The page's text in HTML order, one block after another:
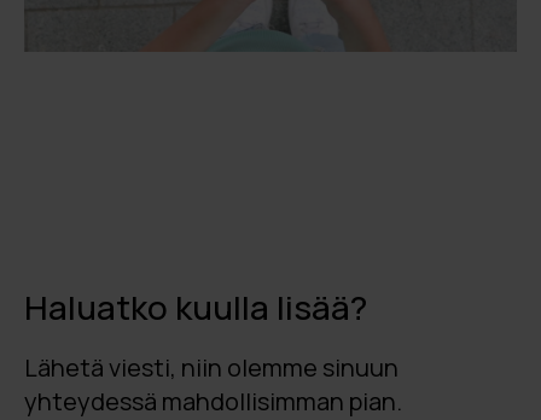
Haluatko kuulla lisää?
Lähetä viesti, niin olemme sinuun
yhteydessä mahdollisimman pian.